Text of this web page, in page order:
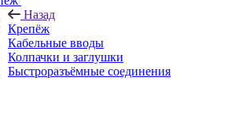
Назад
Крепёж
Кабельные вводы
Колпачки и заглушки
Быстроразъёмные соединения